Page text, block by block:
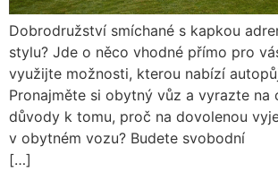
Dobrodružství smíchané s kapkou
stylu? Jde o něco vhodné přímo pro
využijte možnosti, kterou nabízí
Pronajměte si obytný vůz a vyrazte na
důvody k tomu, proč na dovolenou
v obytném vozu? Budete
[…]